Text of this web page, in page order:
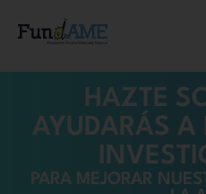
HAZTE
AYUDARÁS A
PARA MEJORAR